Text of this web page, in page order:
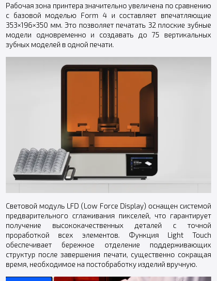
Рабочая зона принтера значительно увеличена по сравнению
с базовой моделью Form 4 и составляет впечатляющие
353×196×350 мм. Это позволяет печатать 32 плоские зубные
модели одновременно и создавать до 75 вертикальных
зубных моделей в одной печати.
Световой модуль LFD (Low Force Display) оснащен системой
предварительного сглаживания пикселей, что гарантирует
получение высококачественных деталей с точной
проработкой всех элементов. Функция Light Touch
обеспечивает бережное отделение поддерживающих
структур после завершения печати, существенно сокращая
время, необходимое на постобработку изделий вручную.